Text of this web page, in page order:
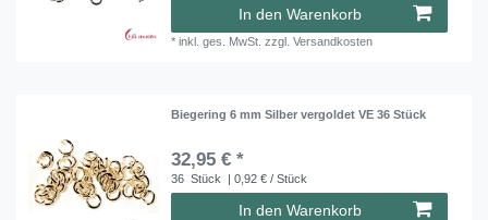
In den Warenkorb
*inkl. ges. MwSt. zzgl.Versandkosten
Biegering 6 mm Silber vergoldet VE 36 Stück
32,95 € *
36 Stück | 0,92 € / Stück
In den Warenkorb